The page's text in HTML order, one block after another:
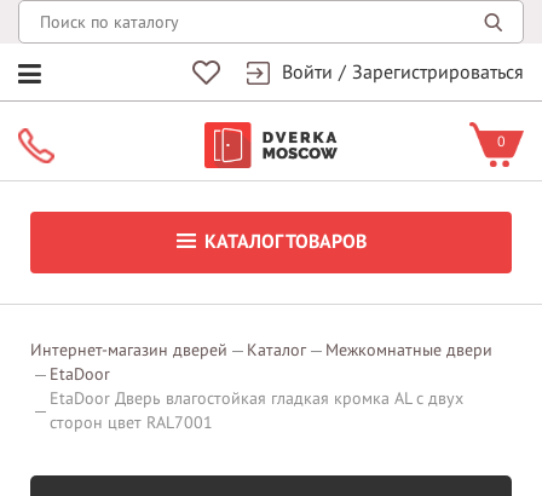
Войти / Зарегистрироваться
0
КАТАЛОГ ТОВАРОВ
Интернет-магазин дверей Каталог
Межкомнатные двери
EtaDoor
EtaDoor Дверь влагостойкая гладкая кромка AL с двух
сторон цвет RAL7001